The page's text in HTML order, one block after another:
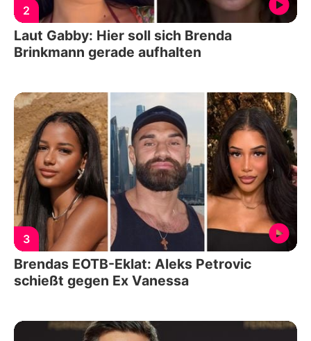
2
Laut Gabby: Hier soll sich Brenda
Brinkmann gerade aufhalten
3
Brendas EOTB-Eklat: Aleks Petrovic
schießt gegen Ex Vanessa